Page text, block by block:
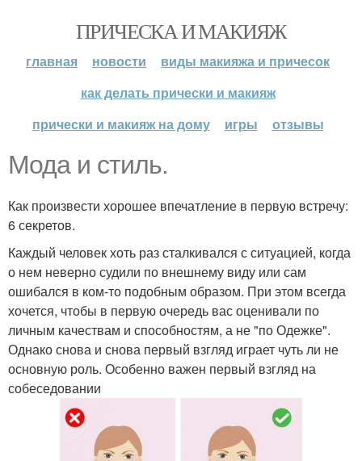
ПРИЧЕСКА И МАКИЯЖ
главная новости
виды макияжа и причесок
как делать прически и макияж
прически и макияж на дому
игры отзывы
Мода и стиль.
Как произвести хорошее впечатление в первую встречу:
6 секретов.
Каждый человек хоть раз сталкивался с ситуацией, когда
о нем неверно судили по внешнему виду или сам
ошибался в ком-то подобным образом. При этом всегда
хочется, чтобы в первую очередь вас оценивали по
личным качествам и способностям, а не "по Одежке".
Однако снова и снова первый взгляд играет чуть ли не
основную роль. Особенно важен первый взгляд на
собеседовании